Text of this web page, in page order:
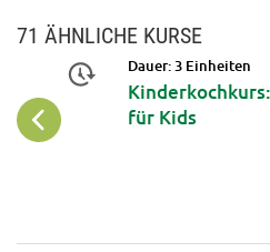
71 ÄHNLICHE KURSE
Dauer: 3 Einheiten
für Kids